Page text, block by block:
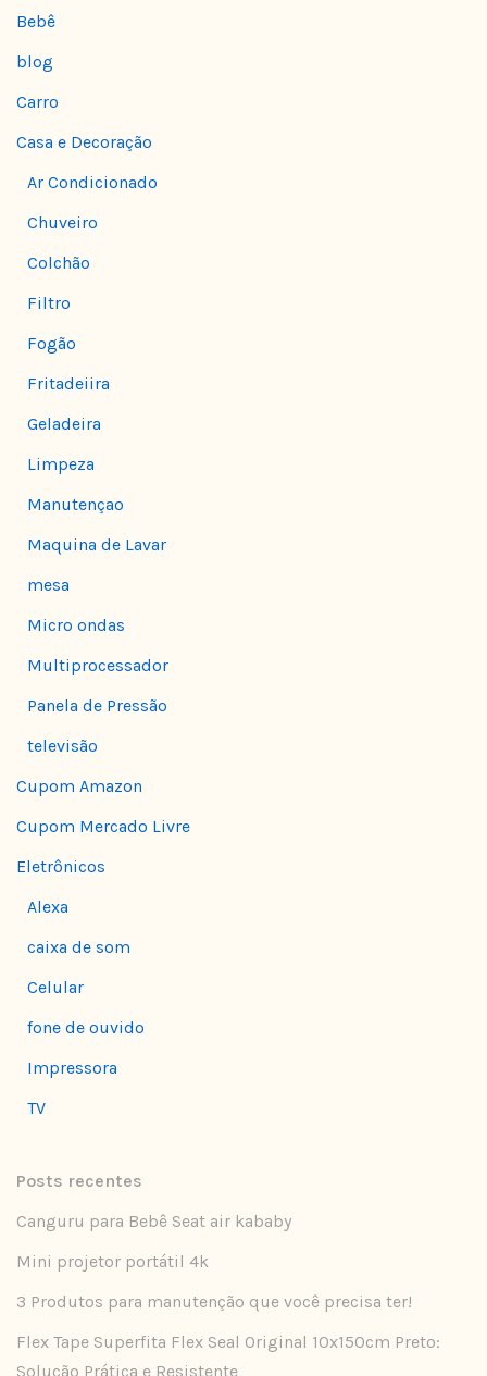
Bebê
blog
Carro
Casa e Decoração
Ar Condicionado
Chuveiro
Colchão
Filtro
Fogão
Fritadeiira
Geladeira
Limpeza
Manutençao
Maquina de Lavar
mesa
Micro ondas
Multiprocessador
Panela de Pressão
televisão
Cupom Amazon
Cupom Mercado Livre
Eletrônicos
Alexa
caixa de som
Celular
fone de ouvido
Impressora
TV
Posts recentes
Canguru para Bebê Seat air kababy
Mini projetor portátil 4k
3 Produtos para manutenção que você precisa ter!
Flex Tape Superfita Flex Seal Original 10x150cm Preto:
Solução Prática e Resistente